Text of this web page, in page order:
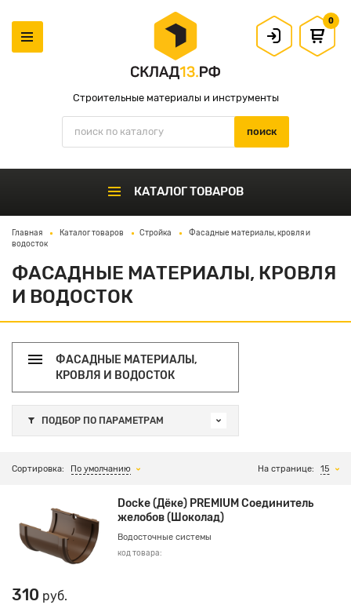
Строительные материалы и инструменты
0
КАТАЛОГ ТОВАРОВ
Главная Каталог товаров Стройка
Фасадные материалы, кровля и
водосток
ФАСАДНЫЕ МАТЕРИАЛЫ, КРОВЛЯ
И ВОДОСТОК
ФАСАДНЫЕ МАТЕРИАЛЫ,
КРОВЛЯ И ВОДОСТОК
ПОДБОР ПО ПАРАМЕТРАМ
Сортировка: По умолчанию На странице: 15
Docke (Дёке) PREMIUM Соединитель
желобов (Шоколад)
Водосточные системы
код товара:
310 руб.